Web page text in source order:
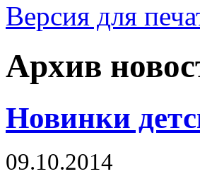
Версия для
Архив
Новинки
09.10.2014